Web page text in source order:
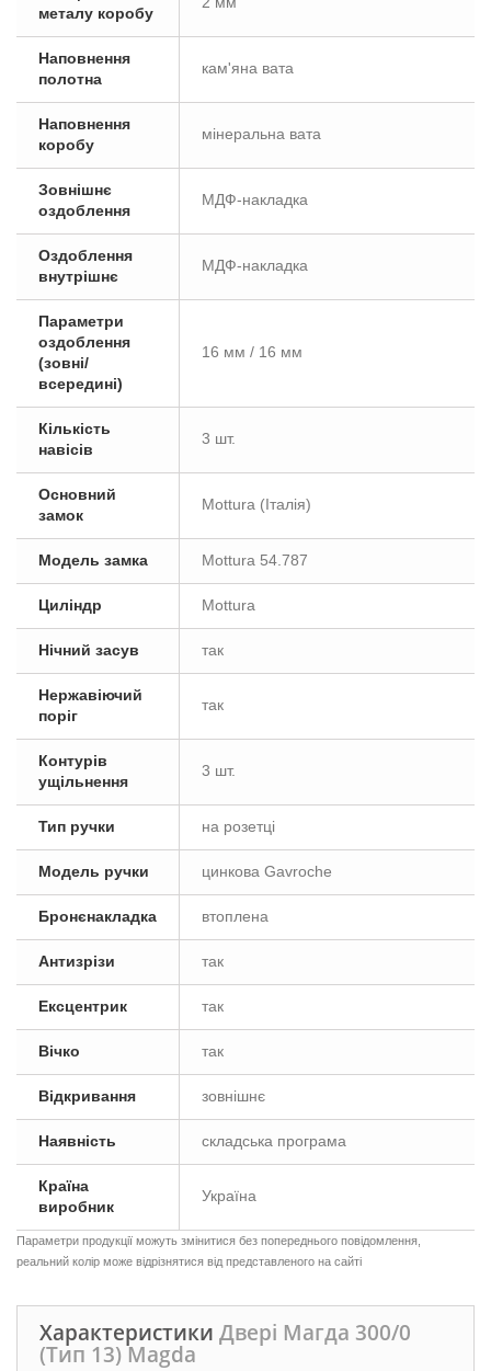
металу коробу
Наповнення
полотна
кам'яна вата
Наповнення
коробу
мінеральна вата
Зовнішнє
оздоблення
МДФ-накладка
Оздоблення
внутрішнє
МДФ-накладка
Параметри
оздоблення
(зовні/
всередині)
16 мм / 16 мм
Кількість
навісів
3 шт.
Основний
замок
Mottura (Італія)
Модель замка Mottura 54.787
Циліндр Mottura
Нічний засув так
Нержавіючий
поріг
так
Контурів
ущільнення
3 шт.
Тип ручки на розетці
Модель ручки цинкова Gavroche
Бронєнакладка втоплена
Антизрізи так
Ексцентрик так
Вічко так
Відкривання зовнішнє
Наявність складська програма
Країна
виробник
Україна
Параметри продукції можуть змінитися без попереднього повідомлення,
реальний колір може відрізнятися від представленого на сайті
Характеристики Двері Магда 300/0
(Тип 13) Magda